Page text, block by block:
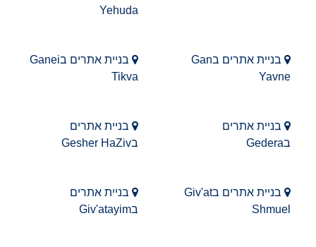
Yehuda
בניית אתרים בGan
Yavne
בניית אתרים בGanei
Tikva
בניית אתרים
בGedera
בניית אתרים
בGesher HaZiv
בניית אתרים בGiv'at
Shmuel
בניית אתרים
בGiv'atayim